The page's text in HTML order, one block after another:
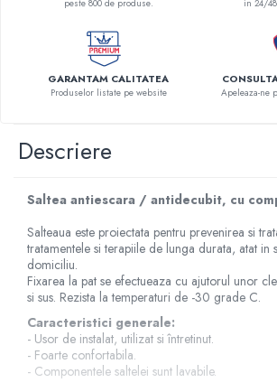
Prefiltre lavoare
Electrochirurgie
Manere pentru electrocautere
Cabluri conectare electrozi neutri
Electrocautere
Aspiratoare de fum
Criocautere
Consumabile medicale si Accesorii
Electrozi
Hartie
Accesorii pentru perfuzie
peste 800 de produse. in 24/
GARANTAM CALITATEA
Produselor listate pe website Apeleaza-ne
Descriere
Saltea antiescara / antidecubit, cu
Salteaua este proiectata pentru prevenirea si
tratamentele si terapiile de lunga durata, atat in
domiciliu.
Fixarea la pat se efectueaza cu ajutorul unor
si sus. Rezista la temperaturi de -30 grade C.
Caracteristici generale:
- Usor de instalat, utilizat si întretinut.
- Foarte confortabila.
- Componentele saltelei sunt lavabile.